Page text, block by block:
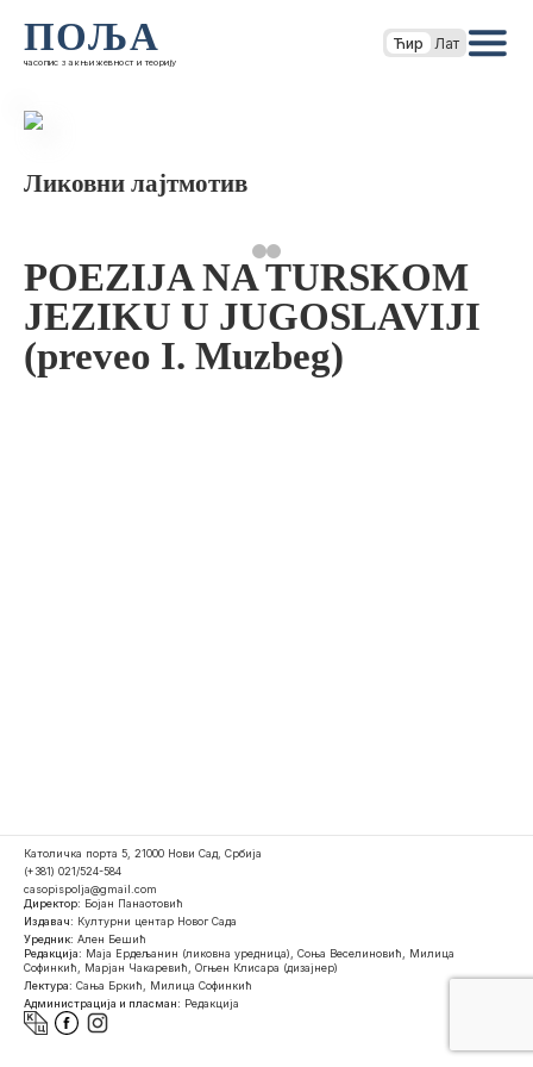
ПОЉА
часопис за књижевност и теорију
Ћир Лат
Ликовни лајтмотив
POEZIJA NA TURSKOM
JEZIKU U JUGOSLAVIJI
(preveo I. Muzbeg)
Католичка порта 5, 21000 Нови Сад, Србија
(+381) 021/524-584
casopispolja@gmail.com
Директор: Бојан Панаотовић
Издавач: Културни центар Новог Сада
Уредник: Ален Бешић
Редакција: Маја Ердељанин (ликовна уредница), Соња Веселиновић, Милица
Софинкић, Марјан Чакаревић, Огњен Клисара (дизајнер)
Лектура: Сања Бркић, Милица Софинкић
Администрација и пласман: Редакција